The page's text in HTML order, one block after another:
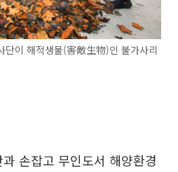
이 해적생물(害敵生物)인 불가사리
손잡고 무인도서 해양환경